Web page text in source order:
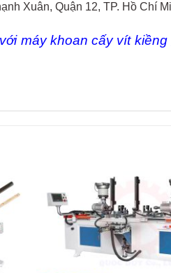
Xuân, Quận 12, TP. Hồ Chí
máy khoan cấy vít